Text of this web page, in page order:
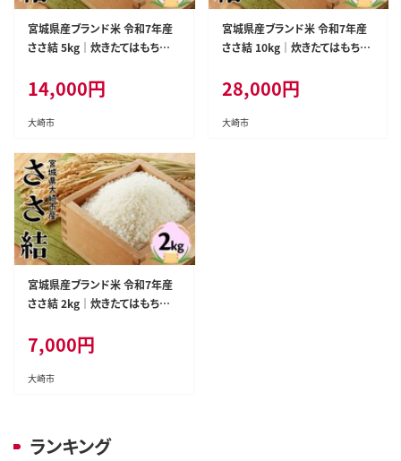
宮城県産ブランド米 令和7年産
ささ結 5kg｜炊きたてはもちろん
m-5kg-r7
14,000円
大崎市
宮城県産ブランド米 令和7年産
ささ結 10kg｜炊きたてはもちろ
-sm-10kg-r7
28,000円
大崎市
宮城県産ブランド米 令和7年産
ささ結 2kg｜炊きたてはもちろん
m-2kg-r7
7,000円
大崎市
ランキング